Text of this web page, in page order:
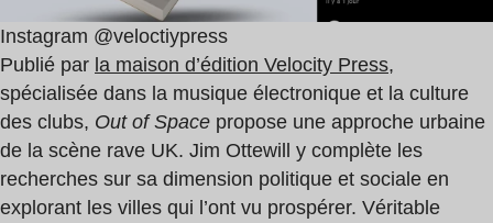
Instagram @veloctiypress
Publié par la maison d’édition Velocity Press,
spécialisée dans la musique électronique et la culture
des clubs, Out of Space propose une approche urbaine
de la scène rave UK. Jim Ottewill y complète les
recherches sur sa dimension politique et sociale en
explorant les villes qui l’ont vu prospérer. Véritable